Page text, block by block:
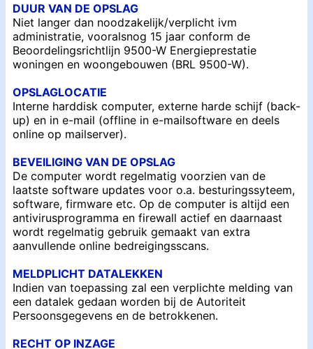
DUUR VAN DE OPSLAG
Niet langer dan noodzakelijk/verplicht ivm
administratie, vooralsnog 15 jaar conform de
Beoordelingsrichtlijn 9500-W Energieprestatie
woningen en woongebouwen (BRL 9500-W).
OPSLAGLOCATIE
Interne harddisk computer, externe harde schijf (back-
up) en in e-mail (offline in e-mailsoftware en deels
online op mailserver).
BEVEILIGING VAN DE OPSLAG
De computer wordt regelmatig voorzien van de
laatste software updates voor o.a. besturingssyteem,
software, firmware etc. Op de computer is altijd een
antivirusprogramma en firewall actief en daarnaast
wordt regelmatig gebruik gemaakt van extra
aanvullende online bedreigingsscans.
MELDPLICHT DATALEKKEN
Indien van toepassing zal een verplichte melding van
een datalek gedaan worden bij de Autoriteit
Persoonsgegevens en de betrokkenen.
RECHT OP INZAGE